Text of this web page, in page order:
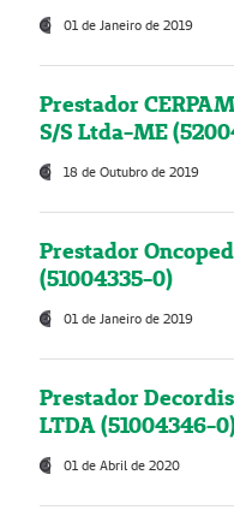
01 de Janeiro de 2019
Prestador
S/S Ltda-ME
18 de Outubro de 2019
Prestador
(51004335-0)
01 de Janeiro de 2019
Prestador
LTDA (51004346-
01 de Abril de 2020